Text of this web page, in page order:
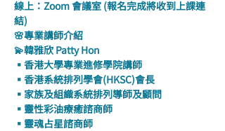
線上：Zoom 會議室 (報名完成將收到上課連
結)
🌸專業講師介紹
💫韓雅欣 Patty Hon
▪香港大學專業進修學院講師
▪香港系統排列學會(HKSC)會長
▪家族及組織系統排列導師及顧問
▪靈性彩油療癒諮商師
▪靈魂占星諮商師